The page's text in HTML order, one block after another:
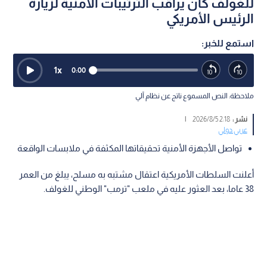
للغولف كان يراقب الترتيبات الأمنية لزيارة
الرئيس الأمريكي
استمع للخبر:
0:00
1x
ملاحظة: النص المسموع ناتج عن نظام آلي
نشر :2:18 2026/8/5
|
عربي دولي
تواصل الأجهزة الأمنية تحقيقاتها المكثفة في ملابسات الواقعة
أعلنت السلطات الأمريكية اعتقال مشتبه به مسلح، يبلغ من العمر
38 عاما، بعد العثور عليه في ملعب "ترمب" الوطني للغولف.